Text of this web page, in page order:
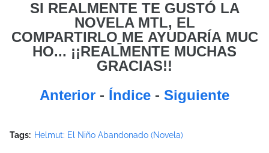
SI REALMENTE TE GUSTÓ LA
NOVELA MTL, EL
COMPARTIRLO ME AYUDARÍA MUC
HO... ¡¡REALMENTE MUCHAS
GRACIAS!!
Anterior - Índice - Siguiente
Tags: Helmut: El Niño Abandonado (Novela)